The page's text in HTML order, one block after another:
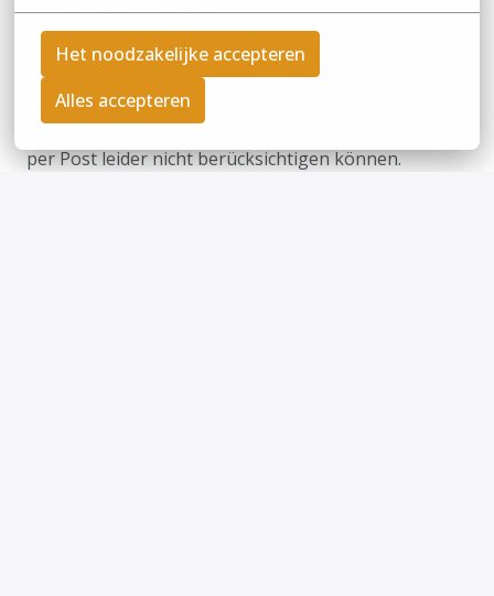
Het noodzakelijke accepteren
Alles accepteren
- Leistungsbereitschaft
Interesse geweckt? Dann freuen wir uns auf deine
digitale Bewerbung – am besten direkt über unser
Karriereportal. Bitte beachte, dass wir Bewerbungen
per Post leider nicht berücksichtigen können.